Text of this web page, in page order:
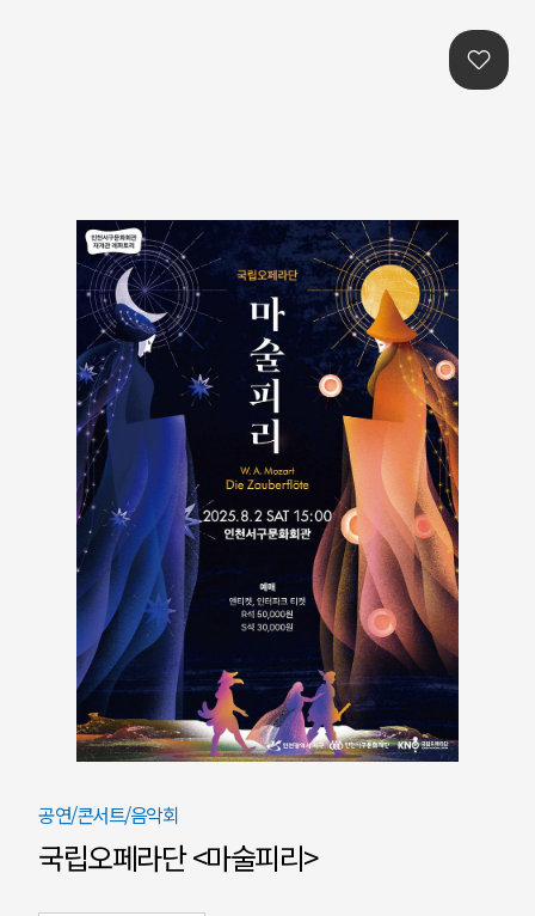
공연/콘서트/음악회
국립오페라단 <마술피리>